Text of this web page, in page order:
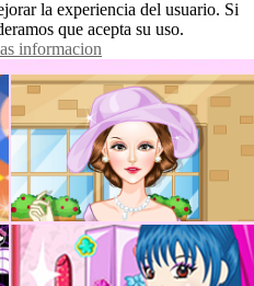
la experiencia del usuario. Si
que acepta su uso.
informacion